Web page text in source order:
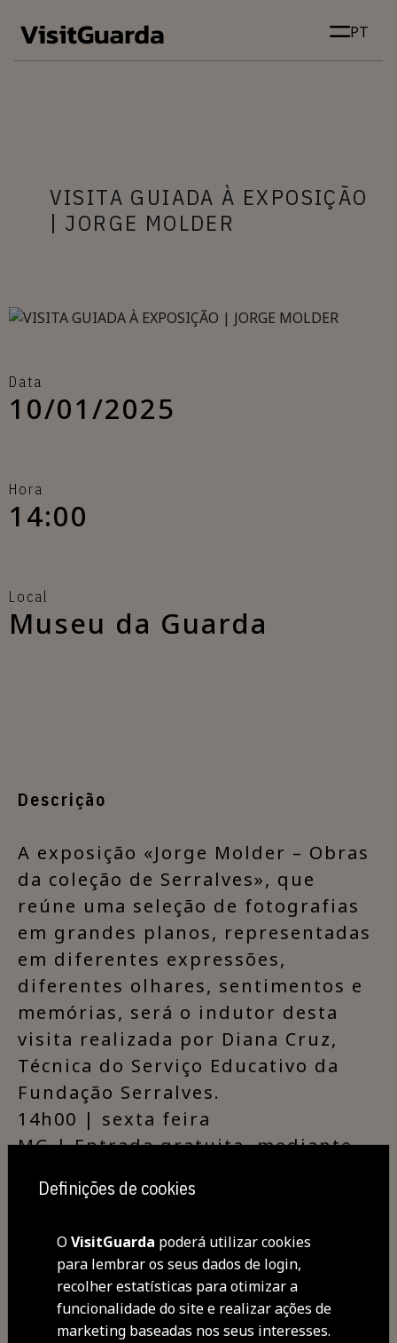
PT
VISITA GUIADA À EXPOSIÇÃO
| JORGE MOLDER
Data
10/01/2025
Hora
14:00
Local
Museu da Guarda
Descrição
​A exposição «Jorge Molder – Obras
da coleção de Serralves», que
reúne uma seleção de fotografias
em grandes planos, representadas
em diferentes expressões,
diferentes olhares, sentimentos e
memórias, será o indutor desta
visita realizada por Diana Cruz,
Técnica do Serviço Educativo da
Fundação Serralves.
14h00 | sexta feira
MG | Entrada gratuita, mediante
prévia.
Serralves/ CMG / MG
Definições de cookies
OVisitGuarda poderá utilizar cookies
para lembrar os seus dados de login,
recolher estatísticas para otimizar a
funcionalidade do site e realizar ações de
marketing baseadas nos seus interesses.